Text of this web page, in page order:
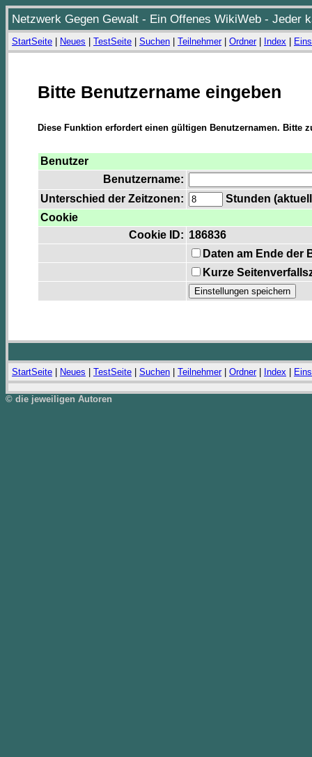
Netzwerk Gegen Gewalt - Ein Offenes WikiWeb - Jeder
StartSeite Neues TestSeite Suchen Teilnehmer| Ordner| Index
Bitte Benutzername eingeben
Diese Funktion erfordert einen gültigen Benutzernamen. Bitte
Benutzer
Benutzername:
Unterschied der Zeitzonen:
Stunden
Cookie
Cookie ID: 186836
Daten am Ende der
Kurze
StartSeite Neues TestSeite Suchen Teilnehmer| Ordner| Index
© die jeweiligen Autoren